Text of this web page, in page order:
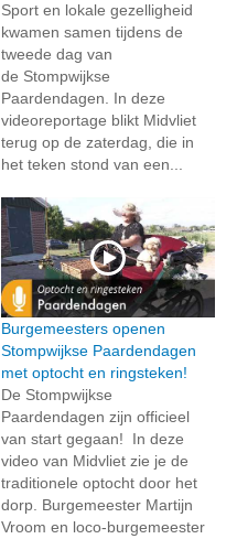
Sport en lokale gezelligheid
kwamen samen tijdens de
tweede dag van
de Stompwijkse
Paardendagen. In deze
videoreportage blikt Midvliet
terug op de zaterdag, die in
het teken stond van een...
Burgemeesters openen
Stompwijkse Paardendagen
met optocht en ringsteken!
De Stompwijkse
Paardendagen zijn officieel
van start gegaan! In deze
video van Midvliet zie je de
traditionele optocht door het
dorp. Burgemeester Martijn
Vroom en loco-burgemeester